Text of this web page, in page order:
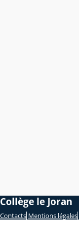
Collège le Joran
Contacts Mentions légales